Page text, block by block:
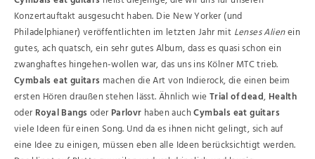
Konzertauftakt ausgesucht haben. Die New Yorker (und
Philadelphianer) veröffentlichten im letzten Jahr mit Lenses Alienein
gutes, ach quatsch, ein sehr gutes Album, dass es quasi schon ein
zwanghaftes hingehen-wollen war, das uns ins Kölner MTC trieb.
Cymbals eat guitars machen die Art von Indierock, die einen beim
ersten Hören draußen stehen lässt. Ähnlich wieTrial of dead, Health
oder Royal Bangs oder Parlovr haben auchCymbals eat guitars
viele Ideen für einen Song. Und da es ihnen nicht gelingt, sich auf
eine Idee zu einigen, müssen eben alle Ideen berücksichtigt werden.